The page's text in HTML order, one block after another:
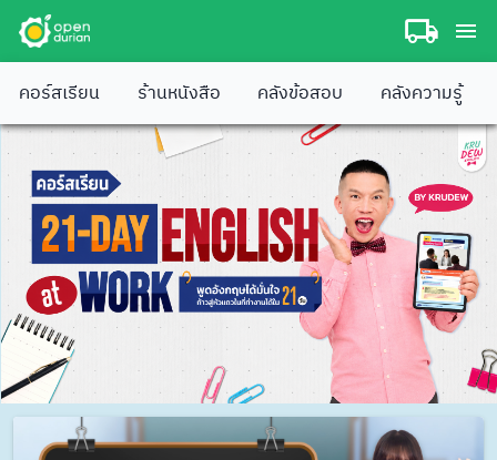
คอร์สเรียน ร้านหนังสือ คลังข้อสอบ คลังความรู้